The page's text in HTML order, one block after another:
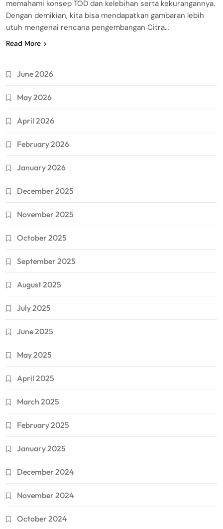
memahami konsep TOD dan kelebihan serta kekurangannya.
Dengan demikian, kita bisa mendapatkan gambaran lebih
utuh mengenai rencana pengembangan Citra…
Read More
June 2026
May 2026
April 2026
February 2026
January 2026
December 2025
November 2025
October 2025
September 2025
August 2025
July 2025
June 2025
May 2025
April 2025
March 2025
February 2025
January 2025
December 2024
November 2024
October 2024